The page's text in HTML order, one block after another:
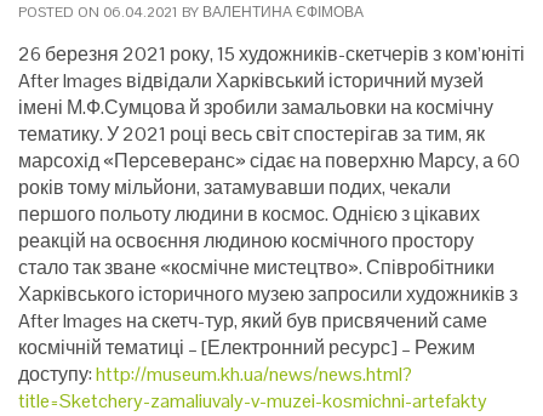
POSTED ON 06.04.2021 BY ВАЛЕНТИНА ЄФІМОВА
26 березня 2021 року, 15 художників-скетчерів з ком’юніті
After Images відвідали Харківський історичний музей
імені М.Ф.Сумцова й зробили замальовки на космічну
тематику. У 2021 році весь світ спостерігав за тим, як
марсохід «Персеверанс» сідає на поверхню Марсу, а 60
років тому мільйони, затамувавши подих, чекали
першого польоту людини в космос.Однією з цікавих
реакцій на освоєння людиною космічного простору
стало так зване «космічне мистецтво». Співробітники
Харківського історичного музею запросили художників з
After Images на скетч-тур, який був присвячений саме
космічній тематиці – [Електронний ресурс] – Режим
доступу:http://museum.kh.ua/news/news.html?
title=Sketchery-zamaliuvaly-v-muzei-kosmichni-artefakty